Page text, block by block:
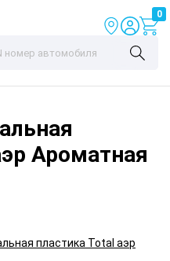
0
Ароматная